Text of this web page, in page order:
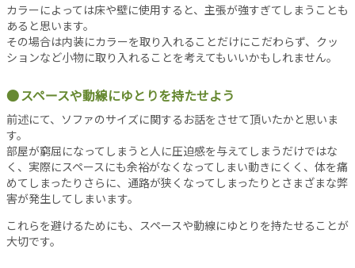
事
人
気
事
お
す
め
記
事
当
サ
カラーによっては床や壁に使用すると、主張が強すぎてしまうことも
あると思います。
その場合は内装にカラーを取り入れることだけにこだわらず、クッ
ションなど小物に取り入れることを考えてもいいかもしれません。
スペースや動線にゆとりを持たせよう
前述にて、ソファのサイズに関するお話をさせて頂いたかと思いま
す。
部屋が窮屈になってしまうと人に圧迫感を与えてしまうだけではな
く、実際にスペースにも余裕がなくなってしまい動きにくく、体を痛
めてしまったりさらに、通路が狭くなってしまったりとさまざまな弊
害が発生してしまいます。
これらを避けるためにも、スペースや動線にゆとりを持たせることが
大切です。